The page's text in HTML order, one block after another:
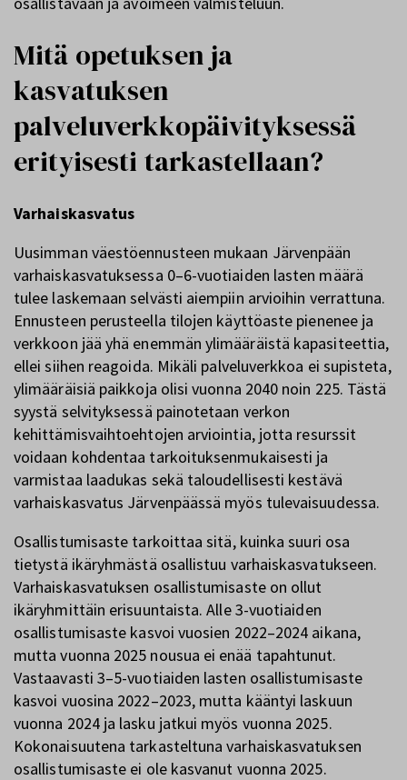
Mitä opetuksen ja
kasvatuksen
palveluverkkopäivityksessä
erityisesti tarkastellaan?
Varhaiskasvatus
Uusimman väestöennusteen mukaan Järvenpään
varhaiskasvatuksessa 0–6-vuotiaiden lasten määrä
tulee laskemaan selvästi aiempiin arvioihin verrattuna.
Ennusteen perusteella tilojen käyttöaste pienenee ja
verkkoon jää yhä enemmän ylimääräistä kapasiteettia,
ellei siihen reagoida. Mikäli palveluverkkoa ei supisteta,
ylimääräisiä paikkoja olisi vuonna 2040 noin 225. Tästä
syystä selvityksessä painotetaan verkon
kehittämisvaihtoehtojen arviointia, jotta resurssit
voidaan kohdentaa tarkoituksenmukaisesti ja
varmistaa laadukas sekä taloudellisesti kestävä
varhaiskasvatus Järvenpäässä myös tulevaisuudessa.
Osallistumisaste tarkoittaa sitä, kuinka suuri osa
tietystä ikäryhmästä osallistuu varhaiskasvatukseen.
Varhaiskasvatuksen osallistumisaste on ollut
ikäryhmittäin erisuuntaista. Alle 3-vuotiaiden
osallistumisaste kasvoi vuosien 2022–2024 aikana,
mutta vuonna 2025 nousua ei enää tapahtunut.
Vastaavasti 3–5-vuotiaiden lasten osallistumisaste
kasvoi vuosina 2022–2023, mutta kääntyi laskuun
vuonna 2024 ja lasku jatkui myös vuonna 2025.
Kokonaisuutena tarkasteltuna varhaiskasvatuksen
osallistumisaste ei ole kasvanut vuonna 2025.